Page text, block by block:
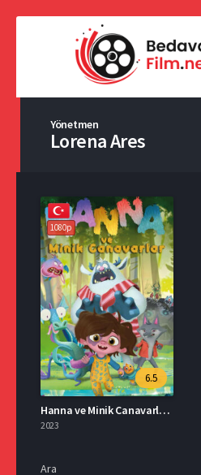
Yönetmen
Lorena Ares
1080p
6.5
Hanna ve Minik Canavarlar Türkçe Dublaj İzle
2023
Ara